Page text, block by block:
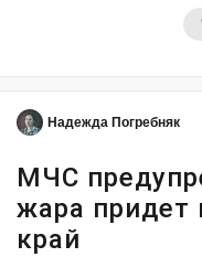
Надежда Погребняк
МЧС
жара придет
край